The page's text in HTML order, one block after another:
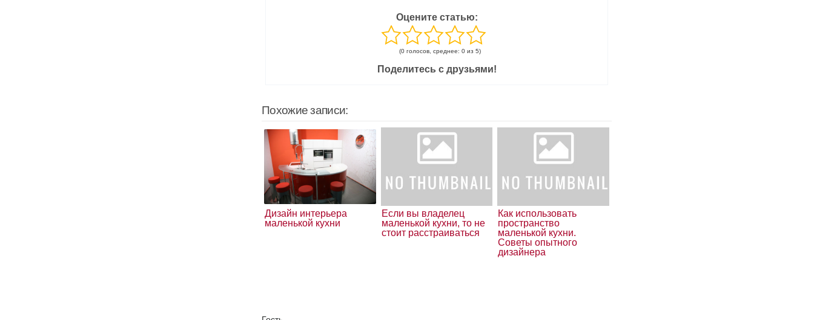
Оцените статью:
(0 голосов, среднее: 0 из 5)
Поделитесь с друзьями!
Похожие записи:
Дизайн интерьера
маленькой кухни
Если вы владелец
маленькой кухни, то не
стоит расстраиваться
Как использовать
пространство
маленькой кухни.
Советы опытного
дизайнера